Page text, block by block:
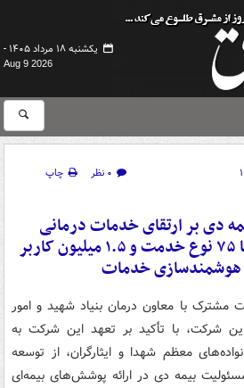
یکشنبه ۱۸ مرداد ۱۴۰۵ -
Aug 9 2026
۰ نظر
چاپ
دی بر ارتقای خدمات درمانی
ایثارگران/ «دی‌دار» با ۷۵ نوع خدمت و ۱.۵ میلیون کاربر
هوشمندسازی خدمات
با معاون درمان بنیاد شهید و امور
این شرکت، با تأکید بر تعهد این شرکت به
معظم شهدا و ایثارگران، از توسعه
بیمه دی در ارائه پوشش‌های بیمه‌ای